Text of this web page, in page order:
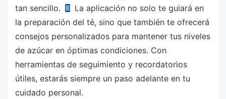
tan sencillo.
La aplicación no solo te guiará en
la preparación del té, sino que también te ofrecerá
consejos personalizados para mantener tus niveles
de azúcar en óptimas condiciones. Con
herramientas de seguimiento y recordatorios
útiles, estarás siempre un paso adelante en tu
cuidado personal.